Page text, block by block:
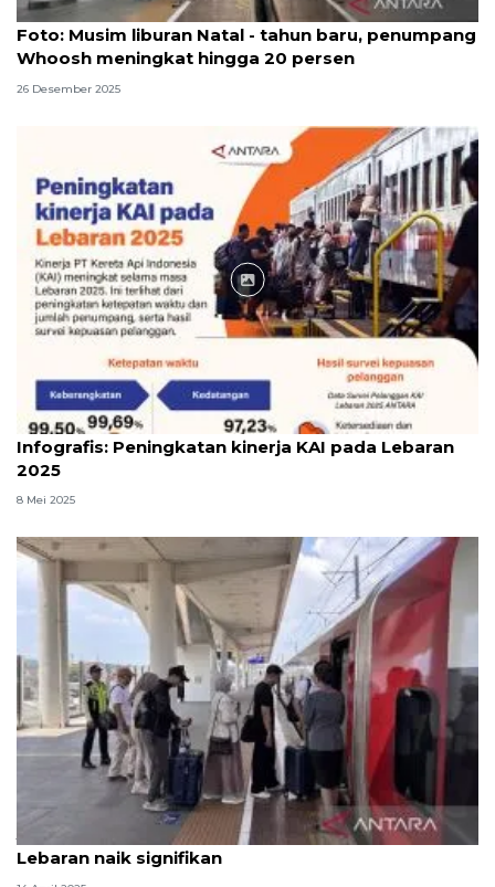
Foto
Foto: Musim liburan Natal - tahun baru, penumpang
Whoosh meningkat hingga 20 persen
26 Desember 2025
Infografik
Infografis: Peningkatan kinerja KAI pada Lebaran
2025
8 Mei 2025
Jumlah penumpang Whoosh di arus mudik-balik
Lebaran naik signifikan